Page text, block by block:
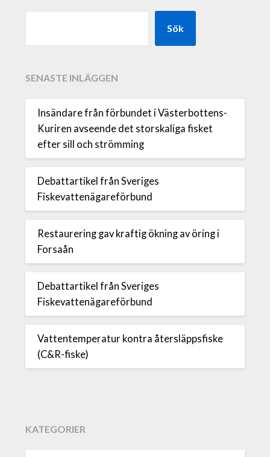
Sök
SENASTE INLÄGGEN
Insändare från förbundet i Västerbottens-
Kuriren avseende det storskaliga fisket
efter sill och strömming
Debattartikel från Sveriges
Fiskevattenägareförbund
Restaurering gav kraftig ökning av öring i
Forsaån
Debattartikel från Sveriges
Fiskevattenägareförbund
Vattentemperatur kontra återsläppsfiske
(C&R-fiske)
KATEGORIER